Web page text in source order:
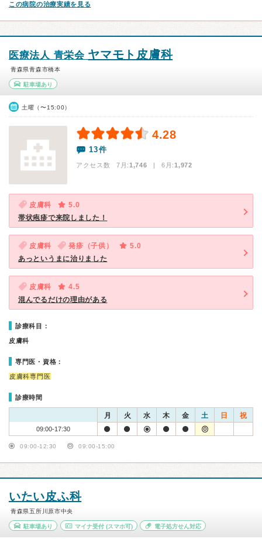
この病院の治療実績を見る
医療法人 青栄会 ヤマモト皮膚科
青森県青森市橋本
駐車場あり
土曜（〜15:00）
4.28
13件
アクセス数 7月:1,746 | 6月:1,972
皮膚科
5.0
帯状疱疹で来院しました！
皮膚科 発疹（子供）
5.0
あっというまに治りました
皮膚科
4.5
混んでるだけの理由がある
診療科目：
皮膚科
専門医・資格：
皮膚科専門医
診療時間
月 火 水 木 金 土 日 祝
09:00-17:30
09:00-12:30 09:00-15:00
いたい皮ふ科
青森県五所川原市中央
駐車場あり マイナ受付(スマホ可) 電子処方せん対応